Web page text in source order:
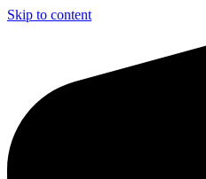
Skip to content